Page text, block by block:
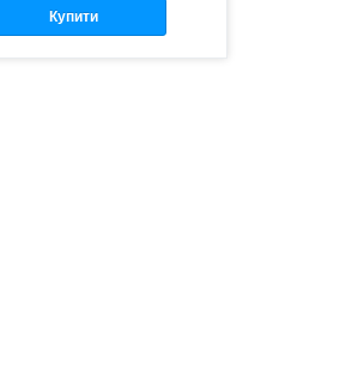
Купити